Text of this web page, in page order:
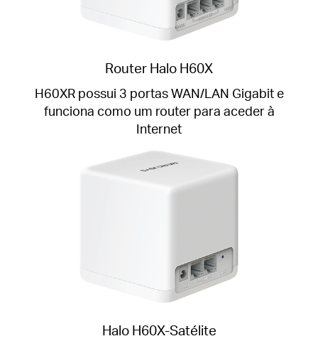
Router Halo H60X
H60XR possui 3 portas WAN/LAN Gigabit e
funciona como um router para aceder à
Internet
Halo H60X-Satélite